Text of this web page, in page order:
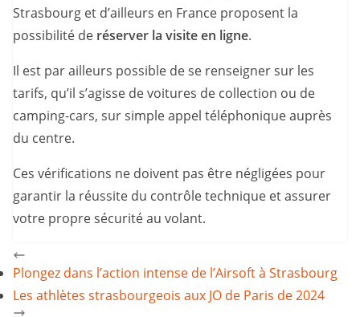
Strasbourg et d’ailleurs en France proposent la
possibilité de réserver la visite en ligne.
Il est par ailleurs possible de se renseigner sur les
tarifs, qu’il s’agisse de voitures de collection ou de
camping-cars, sur simple appel téléphonique auprès
du centre.
Ces vérifications ne doivent pas être négligées pour
garantir la réussite du contrôle technique et assurer
votre propre sécurité au volant.
Plongez dans l’action intense de l’Airsoft à Strasbourg
Les athlètes strasbourgeois aux JO de Paris de 2024